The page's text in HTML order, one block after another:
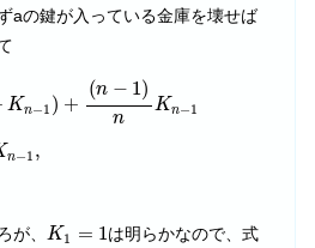
aの鍵が入っている金庫を壊せば
Kn−1 ) +
(n − 1)
n
Kn−1
n−1 ,
n −1
が、K1 = 1
K1
は明らかなので、式